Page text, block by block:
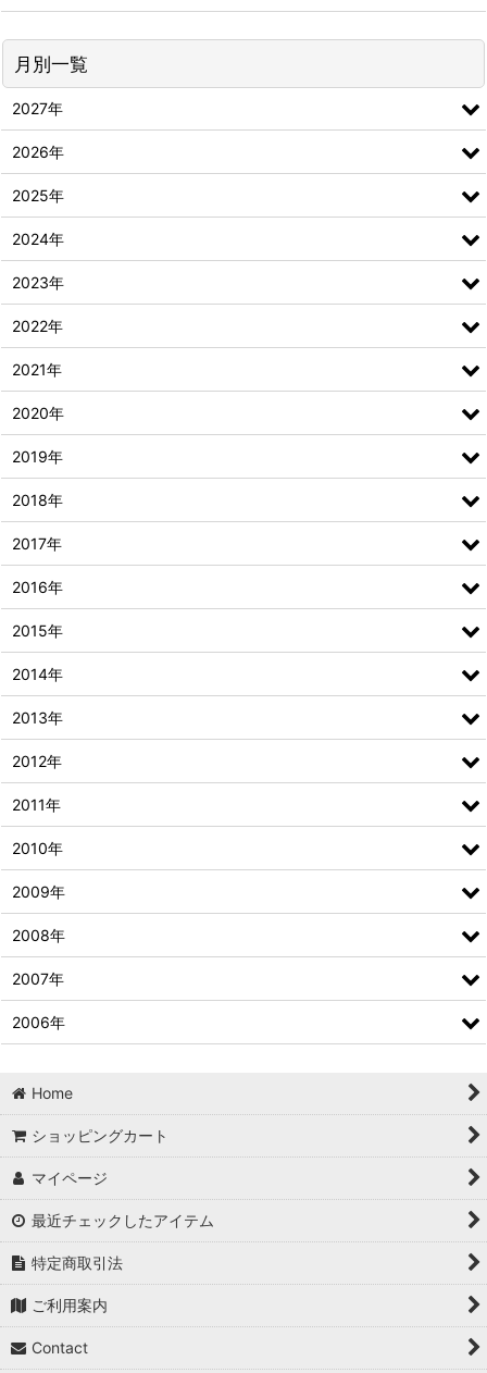
月別一覧
2027年
2026年
2025年
2024年
2023年
2022年
2021年
2020年
2019年
2018年
2017年
2016年
2015年
2014年
2013年
2012年
2011年
2010年
2009年
2008年
2007年
2006年
Home
ショッピングカート
マイページ
最近チェックしたアイテム
特定商取引法
ご利用案内
Contact